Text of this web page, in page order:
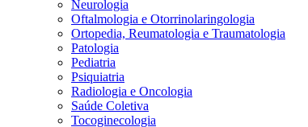
Neurologia
Oftalmologia e Otorrinolaringologia
Ortopedia, Reumatologia e Traumatologia
Patologia
Pediatria
Psiquiatria
Radiologia e Oncologia
Saúde Coletiva
Tocoginecologia